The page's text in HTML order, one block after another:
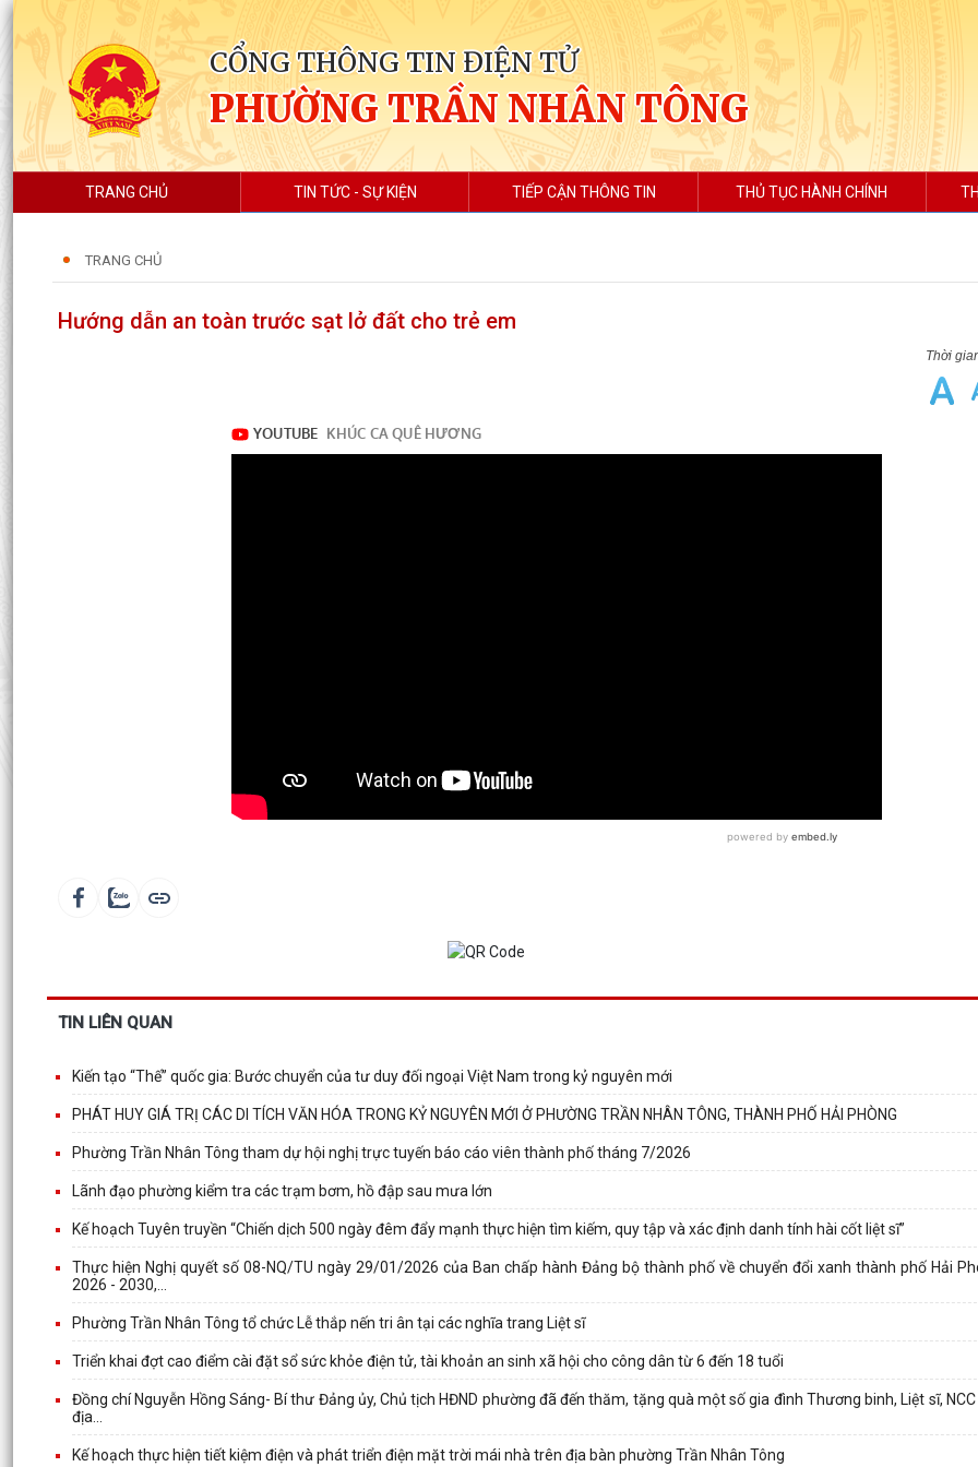
CỔNG THÔNG TIN ĐIỆN TỬ
PHƯỜNG TRẦN NHÂN TÔNG
TRANG CHỦ TIN TỨC - SỰ KIỆN TIẾP CẬN THÔNG TIN THỦ TỤC HÀNH CHÍNH
TRANG CHỦ
Hướng dẫn an toàn trước sạt lở đất cho trẻ em
TIN LIÊN QUAN
Kiến tạo “Thế” quốc gia: Bước chuyển của tư duy đối ngoại Việt Nam trong kỷ nguyên mới
PHÁT HUY GIÁ TRỊ CÁC DI TÍCH VĂN HÓA TRONG KỶ NGUYÊN MỚI Ở PHƯỜNG TRẦN NHÂN TÔNG, THÀNH PHỐ HẢI PHÒNG
Phường Trần Nhân Tông tham dự hội nghị trực tuyến báo cáo viên thành phố tháng 7/2026
Lãnh đạo phường kiểm tra các trạm bơm, hồ đập sau mưa lớn
Kế hoạch Tuyên truyền “Chiến dịch 500 ngày đêm đẩy mạnh thực hiện tìm kiếm, quy tập và xác định danh tính hài cốt liệt sĩ”
Thực hiện Nghị quyết số 08-NQ/TU ngày 29/01/2026 của Ban chấp hành Đảng bộ thành phố về chuyển đổi xanh thành phố Hải
2026 - 2030,...
Phường Trần Nhân Tông tổ chức Lễ thắp nến tri ân tại các nghĩa trang Liệt sĩ
Triển khai đợt cao điểm cài đặt sổ sức khỏe điện tử, tài khoản an sinh xã hội cho công dân từ 6 đến 18 tuổi
Đồng chí Nguyễn Hồng Sáng- Bí thư Đảng ủy, Chủ tịch HĐND phường đã đến thăm, tặng quà một số gia đình Thương binh, Liệt sĩ,
địa...
Kế hoạch thực hiện tiết kiệm điện và phát triển điện mặt trời mái nhà trên địa bàn phường Trần Nhân Tông